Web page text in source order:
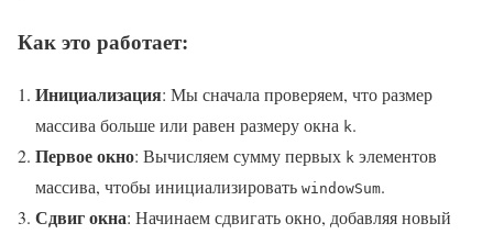
Как это работает:
Инициализация: Мы сначала проверяем, что размер
массива больше или равен размеру окна k.
Первое окно: Вычисляем сумму первых k элементов
массива, чтобы инициализировать windowSum.
Сдвиг окна: Начинаем сдвигать окно, добавляя новый